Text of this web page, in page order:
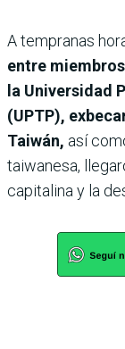
A tempranas
entre
la Universidad
(UPTP),
Taiwán, así
taiwanesa,
capitalina y la